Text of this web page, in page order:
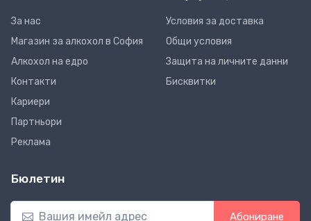
За нас
Магазин за алкохол в София
Алкохол на едро
Контакти
Кариери
Партньори
Реклама
Условия за доставка
Общи условия
Защита на личните данни
Бисквитки
Бюлетин
Абониране